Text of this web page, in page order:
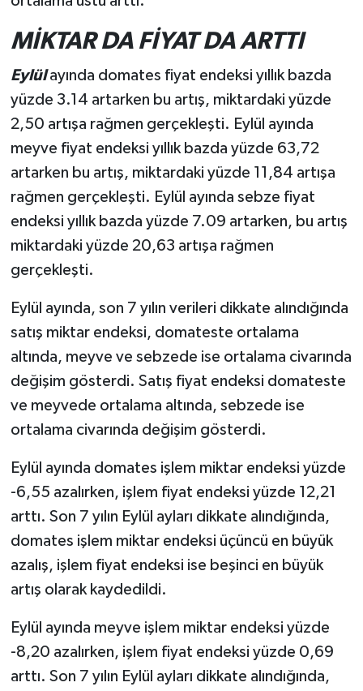
MİKTAR DA FİYAT DA ARTTI
Eylülayında domates fiyat endeksi yıllık bazda
yüzde 3.14 artarken bu artış, miktardaki yüzde
2,50 artışa rağmen gerçekleşti. Eylül ayında
meyve fiyat endeksi yıllık bazda yüzde 63,72
artarken bu artış, miktardaki yüzde 11,84 artışa
rağmen gerçekleşti. Eylül ayında sebze fiyat
endeksi yıllık bazda yüzde 7.09 artarken, bu artış
miktardaki yüzde 20,63 artışa rağmen
gerçekleşti.
Eylül ayında, son 7 yılın verileri dikkate alındığında
satış miktar endeksi, domateste ortalama
altında, meyve ve sebzede ise ortalama civarında
değişim gösterdi. Satış fiyat endeksi domateste
ve meyvede ortalama altında, sebzede ise
ortalama civarında değişim gösterdi.
Eylül ayında domates işlem miktar endeksi yüzde
-6,55 azalırken, işlem fiyat endeksi yüzde 12,21
arttı. Son 7 yılın Eylül ayları dikkate alındığında,
domates işlem miktar endeksi üçüncü en büyük
azalış, işlem fiyat endeksi ise beşinci en büyük
artış olarak kaydedildi.
Eylül ayında meyve işlem miktar endeksi yüzde
-8,20 azalırken, işlem fiyat endeksi yüzde 0,69
arttı. Son 7 yılın Eylül ayları dikkate alındığında,